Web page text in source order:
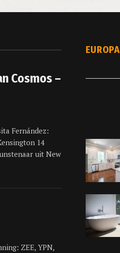
Cosmos –
Fernández:
14
uit New
ZEE, YPN,
EUROPA